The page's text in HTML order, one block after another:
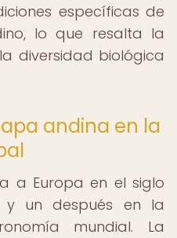
específicas de
lo que resalta la
diversidad biológica
andina en la
a Europa en el siglo
y un después en la
mundial. La